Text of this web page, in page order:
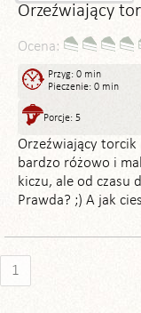
Orzeźwiający
Ocena:
Przyg: 0 min
Pieczenie: 0 min
Porcje: 5
Orzeźwiający
bardzo różowo i
kiczu, ale od czasu
Prawda? ;) A jak
1